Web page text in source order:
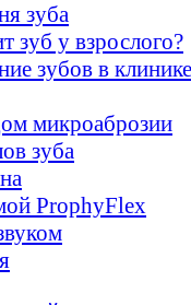
зуба
зуб у взрослого?
зубов в
микроаброзии
зуба
ProphyFlex